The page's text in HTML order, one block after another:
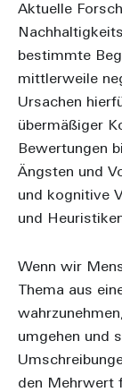
Aktuelle
bestimmte
mittlerweile
Ursachen
übermäßiger
Bewertungen
Ängsten und
und kognitive
und
Wenn wir
Thema aus
umgehen und
den Mehrwert